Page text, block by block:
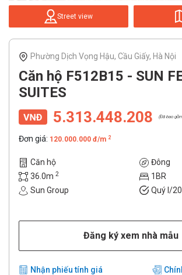
Street view
Phường Dịch Vọng Hậu, Cầu Giấy, Hà Nội
Căn hộ F512B15 - SUN
SUITES
5.313.448.208 (Đã bao
Đơn giá: 120.000.000 đ/m 2
Căn hộ
Đông
36.0m 2
1BR
Sun Group
Quý I/
Đăng ký xem nhà mẫu
Nhận phiếu tính giá